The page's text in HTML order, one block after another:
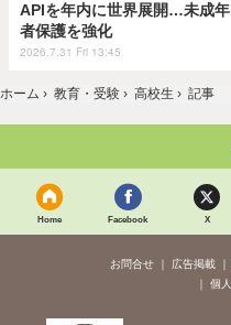
APIを年内に世界展開…未成年
者保護を強化
2026.7.31 Fri 13:45
ホーム › 教育・受験 › 高校生 › 記事
Home Facebook X
お問合せ 広告掲載
個